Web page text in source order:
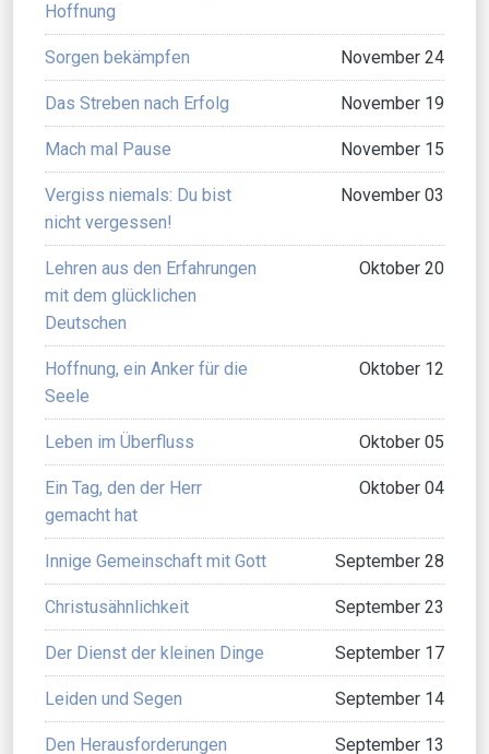
Hoffnung
Sorgen bekämpfen November 24
Das Streben nach Erfolg November 19
Mach mal Pause November 15
Vergiss niemals: Du bist
nicht vergessen!
November 03
Lehren aus den Erfahrungen
mit dem glücklichen
Deutschen
Oktober 20
Hoffnung, ein Anker für die
Seele
Oktober 12
Leben im Überfluss Oktober 05
Ein Tag, den der Herr
gemacht hat
Oktober 04
Innige Gemeinschaft mit Gott September 28
Christusähnlichkeit September 23
Der Dienst der kleinen Dinge September 17
Leiden und Segen September 14
Den Herausforderungen September 13